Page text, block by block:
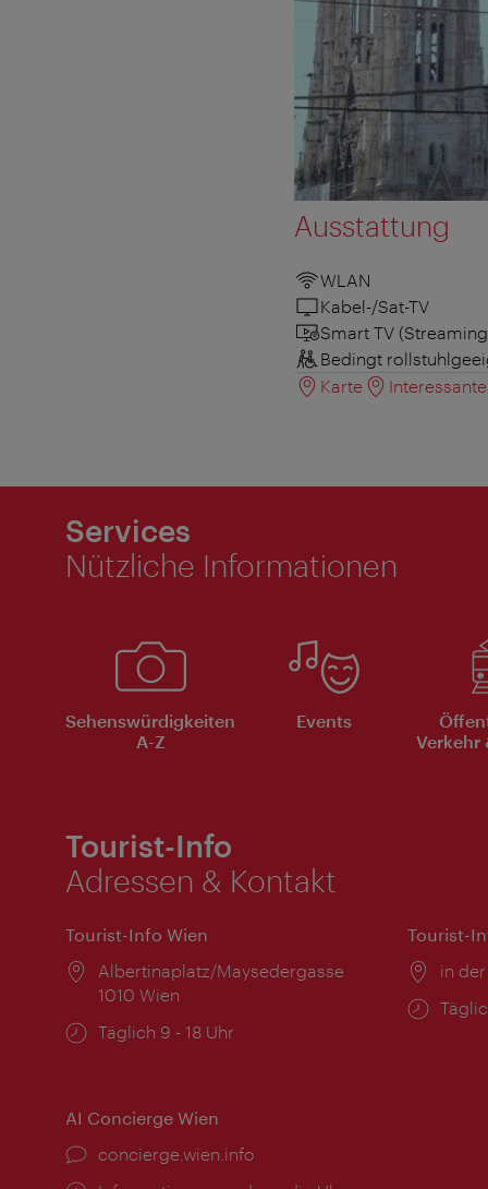
Ausstattung
WLAN
Kabel-/Sat-TV
Smart TV
Bedingt
Karte
Services
Nützliche Informationen
Sehenswürdigkeiten
A-Z
Events
Verkehr
Tourist-Info
Adressen & Kontakt
Tourist-Info Wien
Ort:
Albertinaplatz/Maysedergasse
1010 Wien
Öffnungszeiten:
Täglich 9 - 18 Uhr
Tourist-
Ort:
in
AI Concierge Wien
Ort:
concierge.wien.info